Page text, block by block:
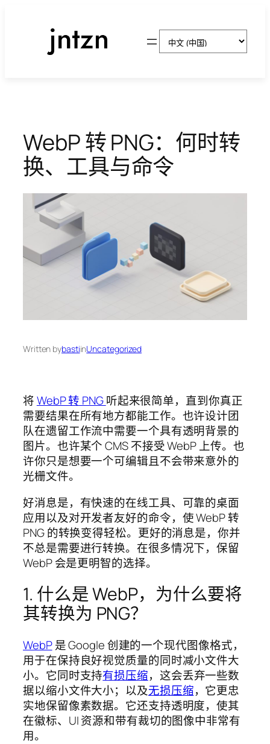
择
WebP 转 PNG：何时转
换、工具与命令
Written bybastiinUncategorized
将WebP 转 PNG听起来很简单，直到你真正
需要结果在所有地方都能工作。也许设计团
队在遗留工作流中需要一个具有透明背景的
图片。也许某个 CMS 不接受 WebP 上传。也
许你只是想要一个可编辑且不会带来意外的
光栅文件。
好消息是，有快速的在线工具、可靠的桌面
应用以及对开发者友好的命令，使 WebP 转
PNG 的转换变得轻松。更好的消息是，你并
不总是需要进行转换。在很多情况下，保留
WebP 会是更明智的选择。
1. 什么是 WebP，为什么要将
其转换为 PNG？
WebP是 Google 创建的一个现代图像格式，
用于在保持良好视觉质量的同时减小文件大
小。它同时支持有损压缩，这会丢弃一些数
据以缩小文件大小；以及无损压缩，它更忠
实地保留像素数据。它还支持透明度，使其
在徽标、UI 资源和带有裁切的图像中非常有
用。